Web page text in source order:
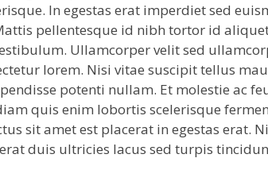
In egestas erat imperdiet sed
pellentesque id nibh tortor id
Ullamcorper velit sed
lorem. Nisi vitae suscipit tellus
potenti nullam. Et molestie ac
quis enim lobortis scelerisque
sit amet est placerat in egestas erat.
duis ultricies lacus sed turpis